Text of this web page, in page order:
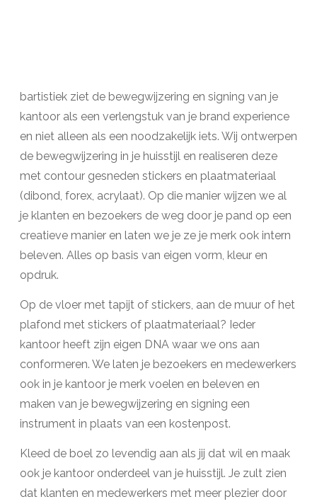
bartistiek ziet de bewegwijzering en signing van je
kantoor als een verlengstuk van je brand experience
en niet alleen als een noodzakelijk iets. Wij ontwerpen
de bewegwijzering in je huisstijl en realiseren deze
met contour gesneden stickers en plaatmateriaal
(dibond, forex, acrylaat). Op die manier wijzen we al
je klanten en bezoekers de weg door je pand op een
creatieve manier en laten we je ze je merk ook intern
beleven. Alles op basis van eigen vorm, kleur en
opdruk.
Op de vloer met tapijt of stickers, aan de muur of het
plafond met stickers of plaatmateriaal? Ieder
kantoor heeft zijn eigen DNA waar we ons aan
conformeren. We laten je bezoekers en medewerkers
ook in je kantoor je merk voelen en beleven en
maken van je bewegwijzering en signing een
instrument in plaats van een kostenpost.
Kleed de boel zo levendig aan als jij dat wil en maak
ook je kantoor onderdeel van je huisstijl. Je zult zien
dat klanten en medewerkers met meer plezier door